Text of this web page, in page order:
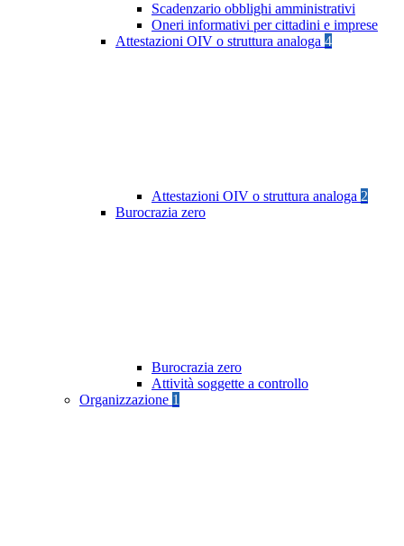
Scadenzario obblighi amministrativi
Oneri informativi per cittadini e imprese
Attestazioni OIV o struttura analoga 4
Attestazioni OIV o struttura analoga 2
Burocrazia zero
Burocrazia zero
Attività soggette a controllo
Organizzazione 1